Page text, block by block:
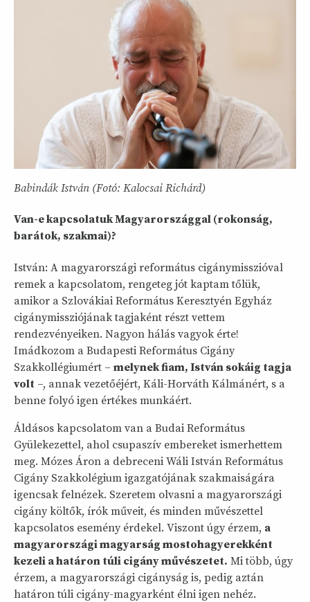
Babindák István (Fotó: Kalocsai Richárd)
Van-e kapcsolatuk Magyarországgal (rokonság,
barátok, szakmai)?
István: A magyarországi református cigánymisszióval
remek a kapcsolatom, rengeteg jót kaptam tőlük,
amikor a Szlovákiai Református Keresztyén Egyház
cigánymissziójának tagjaként részt vettem
rendezvényeiken. Nagyon hálás vagyok érte!
Imádkozom a Budapesti Református Cigány
Szakkollégiumért – melynek fiam, István sokáig tagja
volt –, annak vezetőéjért, Káli-Horváth Kálmánért, s a
benne folyó igen értékes munkáért.
Áldásos kapcsolatom van a Budai Református
Gyülekezettel, ahol csupaszív embereket ismerhettem
meg. Mózes Áron a debreceni Wáli István Református
Cigány Szakkolégium igazgatójának szakmaiságára
igencsak felnézek. Szeretem olvasni a magyarországi
cigány költők, írók műveit, és minden művészettel
kapcsolatos esemény érdekel. Viszont úgy érzem, a
magyarországi magyarság mostohagyerekként
kezeli a határon túli cigány művészetet. Mi több, úgy
érzem, a magyarországi cigányság is, pedig aztán
határon túli cigány-magyarként élni igen nehéz.